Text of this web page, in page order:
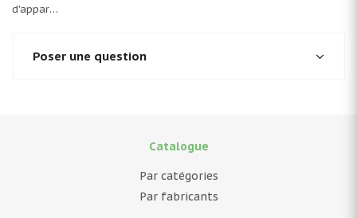
d'appareil
Poser une question
Catalogue
Par catégories
Par fabricants